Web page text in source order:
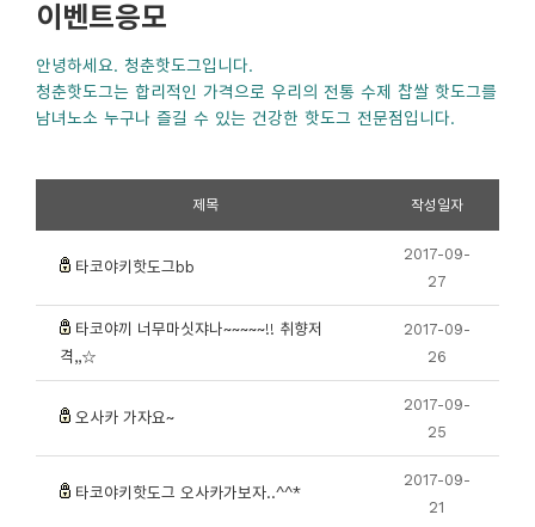
이벤트응모
안녕하세요. 청춘핫도그입니다.
청춘핫도그는 합리적인 가격으로 우리의 전통 수제 찹쌀 핫도그를
남녀노소 누구나 즐길 수 있는 건강한 핫도그 전문점입니다.
제목 작성일자
타코야키핫도그bb
2017-09-
27
타코야끼 너무마싯쟈나~~~~~!! 취향저
격,,☆
2017-09-
26
오사카 가자요~
2017-09-
25
타코야키핫도그 오사카가보자..^^*
2017-09-
21